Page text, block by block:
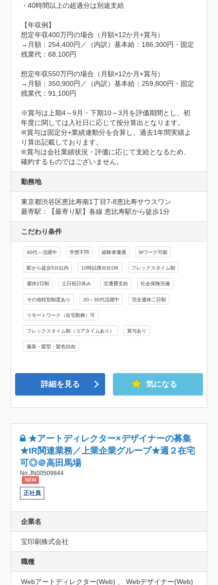
・40時間以上の超過分は別途支給
【年収例】
想定年収400万円の場合（月額×12か月+賞与）
→月額：254,400円／（内訳）基本給：186,300円・固定
残業代：68,100円
想定年収550万円の場合（月額×12か月+賞与）
→月額：350,900円／（内訳）基本給：259,800円・固定
残業代：91,100円
※賞与は上期4～9月・下期10～3月を評価期間とし、初
年度に関しては入社日に応じて按分算出となります。
※賞与は固定分+業績連動分を合算し、過去1年間実績よ
り算出記載しております。
※賞与は会社業績状況・評価に応じて支給となるため、
確約するものではございません。
勤務地
東京都渋谷区恵比寿南1丁目7-8恵比寿サウスワン
最寄駅：【最寄り駅】各線 恵比寿駅から徒歩1分
こだわり条件
40代～活躍中 学歴不問 経験者優遇 Wワーク可能
駅から徒歩5分以内 10時以降出社OK フレックスタイム制
週休2日制 土日祝日休み 交通費支給 社会保険完備
その他特別制度あり 20～30代活躍中 完全週休二日制
リモートワーク（在宅勤務）可
フレックスタイム制（コアタイムあり） 賞与あり
服装・髪型・髪色自由
詳細を見る 気になる
★アートディレクター×デザイナーの募集
★IR関連業務／上業企業グループ★週２在宅
可◎＠高田馬場
No.JN00509844
NEW
正社員
企業名
宝印刷株式会社
職種
Webアートディレクター(Web) 、 Webデザイナー(Web)